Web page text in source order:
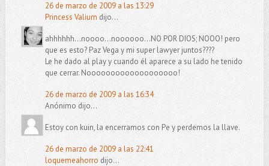
26 de marzo de 2009 a las 13:29
Princess Valium dijo...
ahhhhhh...noooo...noooooo...NO POR DIOS; NOOO! pero
que es esto? Paz Vega y mi super lawyer juntos????
Le he dado al play y cuando él aparece a su lado he tenido
que cerrar. Nooooooooooooooooooo!
26 de marzo de 2009 a las 16:34
Anónimo dijo...
Estoy con kuin, la encerramos con Pe y perdemos la llave.
26 de marzo de 2009 a las 22:41
loquemeahorro dijo...